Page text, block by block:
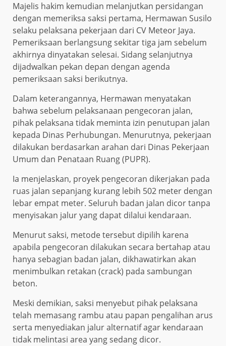
Majelis hakim kemudian melanjutkan persidangan
dengan memeriksa saksi pertama, Hermawan Susilo
selaku pelaksana pekerjaan dari CV Meteor Jaya.
Pemeriksaan berlangsung sekitar tiga jam sebelum
akhirnya dinyatakan selesai. Sidang selanjutnya
dijadwalkan pekan depan dengan agenda
pemeriksaan saksi berikutnya.
Dalam keterangannya, Hermawan menyatakan
bahwa sebelum pelaksanaan pengecoran jalan,
pihak pelaksana tidak meminta izin penutupan jalan
kepada Dinas Perhubungan. Menurutnya, pekerjaan
dilakukan berdasarkan arahan dari Dinas Pekerjaan
Umum dan Penataan Ruang (PUPR).
Ia menjelaskan, proyek pengecoran dikerjakan pada
ruas jalan sepanjang kurang lebih 502 meter dengan
lebar empat meter. Seluruh badan jalan dicor tanpa
menyisakan jalur yang dapat dilalui kendaraan.
Menurut saksi, metode tersebut dipilih karena
apabila pengecoran dilakukan secara bertahap atau
hanya sebagian badan jalan, dikhawatirkan akan
menimbulkan retakan (crack) pada sambungan
beton.
Meski demikian, saksi menyebut pihak pelaksana
telah memasang rambu atau papan pengalihan arus
serta menyediakan jalur alternatif agar kendaraan
tidak melintasi area yang sedang dicor.